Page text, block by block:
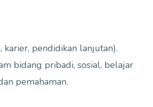
pendidikan lanjutan).
bidang pribadi, sosial, belajar
pemahaman.